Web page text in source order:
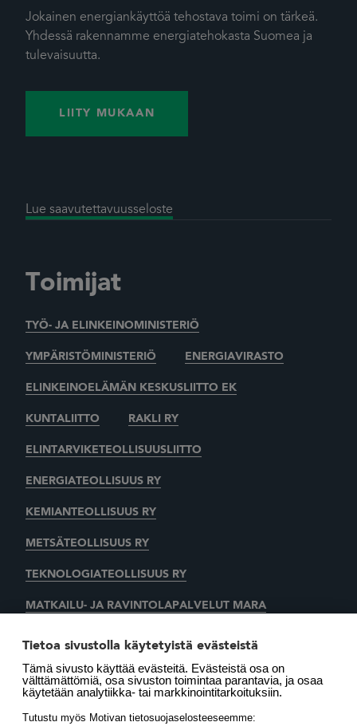
Jokainen energiankäyttöä tehostava toimi on tärkeä.
Yhdessä rakennamme energiatehokasta Suomea ja
tulevaisuutta.
LIITY MUKAAN
Lue saavutettavuusseloste
Toimijat
TYÖ- JA ELINKEINOMINISTERIÖ
YMPÄRISTÖMINISTERIÖ ENERGIAVIRASTO
ELINKEINOELÄMÄN KESKUSLIITTO EK
KUNTALIITTO RAKLI RY
ELINTARVIKETEOLLISUUSLIITTO
ENERGIATEOLLISUUS RY
KEMIANTEOLLISUUS RY
METSÄTEOLLISUUS RY
TEKNOLOGIATEOLLISUUS RY
MATKAILU- JA RAVINTOLAPALVELUT MARA
SUOMEN LÄMMITYSTIETO OY
LÄMMITYSENERGIA YHDISTYS RY MOTIVA OY
Tietoa sivustolla käytetyistä evästeistä
Tämä sivusto käyttää evästeitä. Evästeistä osa on
välttämättömiä, osa sivuston toimintaa parantavia, ja osaa
käytetään analytiikka- tai markkinointitarkoituksiin.
Tutustu myös Motivan tietosuojaselosteeseemme: